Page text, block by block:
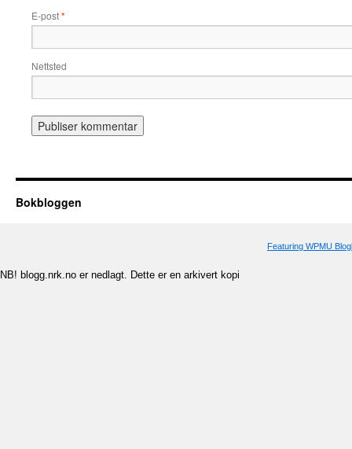
E-post*
Nettsted
Bokbloggen
Featuring WPMU
NB! blogg.nrk.no er nedlagt. Dette er en arkivert kopi